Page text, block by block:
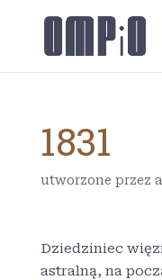
1831
utworzone przez
Dziedziniec
astralną, na